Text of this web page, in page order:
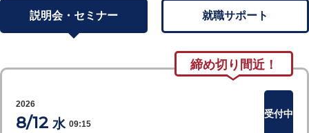
説明会・セミナー 就職サポート
締め切り間近！
2026
8/12 水 09:15
受付中